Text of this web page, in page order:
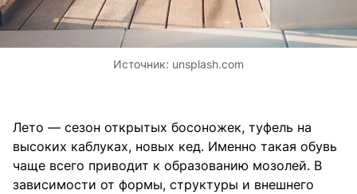
Источник: unsplash.com
Лето — сезон открытых босоножек, туфель на
высоких каблуках, новых кед. Именно такая обувь
чаще всего приводит к образованию мозолей. В
зависимости от формы, структуры и внешнего